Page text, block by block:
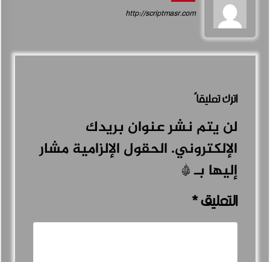
http://scriptmasr.com
اترك تعليقاً
لن يتم نشر عنوان بريدك
الإلكتروني. الحقول الإلزامية مشار
إليها بـ*
التعليق*